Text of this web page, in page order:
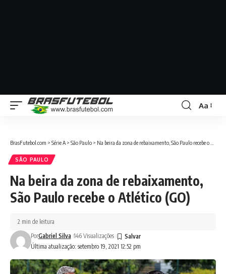
Aa
BrasFutebol.com > Série A > São Paulo > Na beira da zona de rebaixamento, São Paulo recebe o Atlético (GO)
SÃO PAULO
Na beira da zona de rebaixamento,
São Paulo recebe o Atlético (GO)
Última atualização: setembro 19, 2021 12:52 pm
PorGabriel Silva 146 Visualizações
2 min de leitura